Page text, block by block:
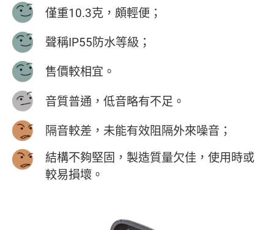
僅重10.3克，頗輕便；
聲稱IP55防水等級；
售價較相宜。
音質普通，低音略有不足。
隔音較差，未能有效阻隔外來噪音；
結構不夠堅固，製造質量欠佳，使用時或
較易損壞。